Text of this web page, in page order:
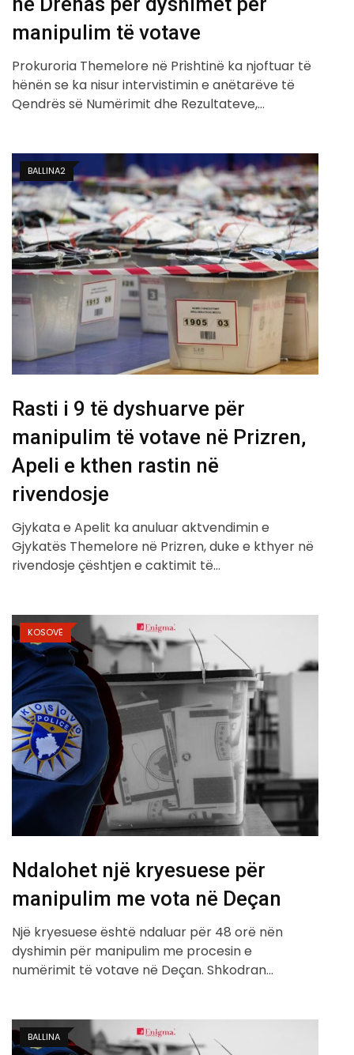
manipulim të votave
Prokuroria Themelore në Prishtinë ka njoftuar të
hënën se ka nisur intervistimin e anëtarëve të
Qendrës së Numërimit dhe Rezultateve,…
BALLINA2
Rasti i 9 të dyshuarve për
manipulim të votave në Prizren,
Apeli e kthen rastin në
rivendosje
Gjykata e Apelit ka anuluar aktvendimin e
Gjykatës Themelore në Prizren, duke e kthyer në
rivendosje çështjen e caktimit të…
KOSOVË
Ndalohet një kryesuese për
manipulim me vota në Deçan
Një kryesuese është ndaluar për 48 orë nën
dyshimin për manipulim me procesin e
numërimit të votave në Deçan. Shkodran…
BALLINA